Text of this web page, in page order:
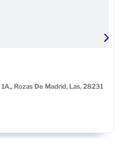
Rozas De Madrid, Las, 28231